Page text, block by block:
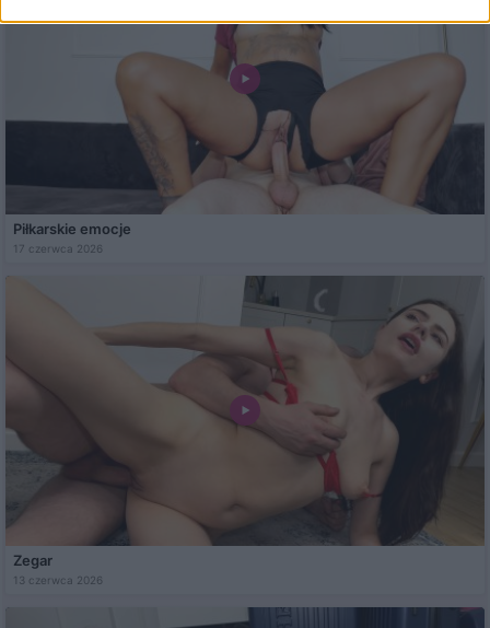
Piłkarskie emocje
17 czerwca 2026
Zegar
13 czerwca 2026